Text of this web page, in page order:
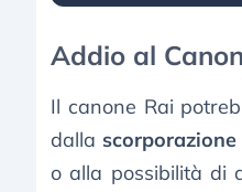
Addio al
Il canone Rai
dalla
o alla possibilità di